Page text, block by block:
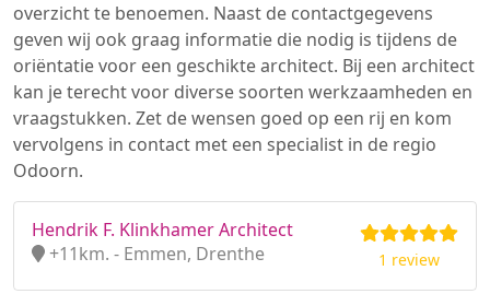
overzicht te benoemen. Naast de contactgegevens
geven wij ook graag informatie die nodig is tijdens de
oriëntatie voor een geschikte architect. Bij een architect
kan je terecht voor diverse soorten werkzaamheden en
vraagstukken. Zet de wensen goed op een rij en kom
vervolgens in contact met een specialist in de regio
Odoorn.
Hendrik F. Klinkhamer Architect
+11km. - Emmen, Drenthe
1 review